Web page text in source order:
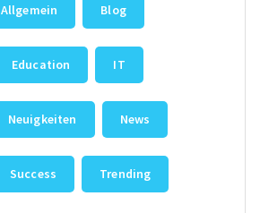
Allgemein Blog
Education IT
Neuigkeiten News
Success Trending